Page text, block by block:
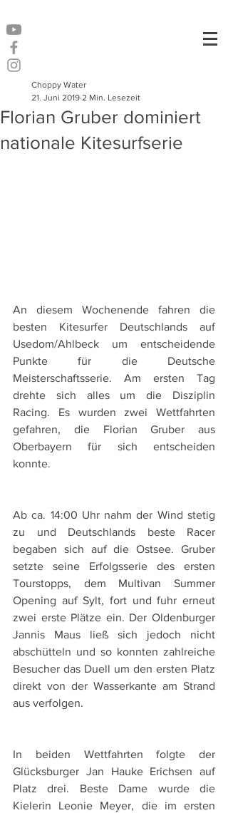
Florian Gruber dominiert
nationale Kitesurfserie
Choppy Water
21. Juni 2019 2 Min. Lesezeit
An diesem Wochenende fahren die
besten Kitesurfer Deutschlands auf
Usedom/Ahlbeck um entscheidende
Punkte für die Deutsche
Meisterschaftsserie. Am ersten Tag
drehte sich alles um die Disziplin
Racing. Es wurden zwei Wettfahrten
gefahren, die Florian Gruber aus
Oberbayern für sich entscheiden
konnte.
Ab ca. 14:00 Uhr nahm der Wind stetig
zu und Deutschlands beste Racer
begaben sich auf die Ostsee. Gruber
setzte seine Erfolgsserie des ersten
Tourstopps, dem Multivan Summer
Opening auf Sylt, fort und fuhr erneut
zwei erste Plätze ein. Der Oldenburger
Jannis Maus ließ sich jedoch nicht
abschütteln und so konnten zahlreiche
Besucher das Duell um den ersten Platz
direkt von der Wasserkante am Strand
aus verfolgen.
In beiden Wettfahrten folgte der
Glücksburger Jan Hauke Erichsen auf
Platz drei. Beste Dame wurde die
Kielerin Leonie Meyer, die im ersten